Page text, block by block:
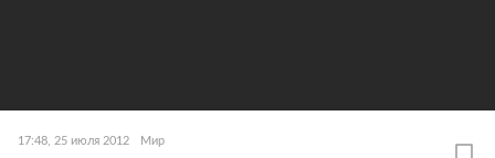
17:48, 25 июля 2012 Мир